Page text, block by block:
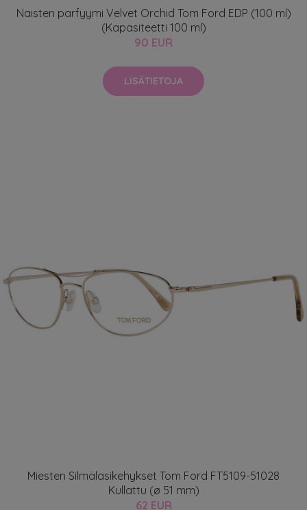
Naisten parfyymi Velvet Orchid Tom Ford EDP (100 ml)
(Kapasiteetti 100 ml)
90 EUR
LISÄTIETOJA
Miesten Silmälasikehykset Tom Ford FT5109-51028
Kullattu (ø 51 mm)
62 EUR